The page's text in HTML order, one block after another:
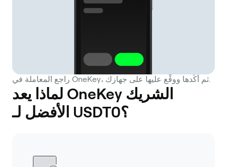
راجع المعاملة في OneKey، ثم أكِّدها ووقِّع عليها على جهازك.
لماذا يعد OneKey الشريك
الأفضل لـ USDT0؟